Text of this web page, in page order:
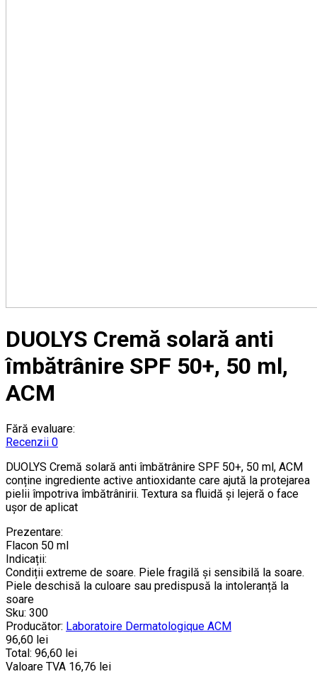
DUOLYS Cremă solară anti
îmbătrânire SPF 50+, 50 ml,
ACM
Fără evaluare:
Recenzii 0
DUOLYS Cremă solară anti îmbătrânire SPF 50+, 50 ml, ACM
conține ingrediente active antioxidante care ajută la protejarea
pielii împotriva îmbătrânirii. Textura sa fluidă și lejeră o face
ușor de aplicat
Prezentare:
Flacon 50 ml
Indicații:
Condiții extreme de soare. Piele fragilă și sensibilă la soare.
Piele deschisă la culoare sau predispusă la intoleranță la
soare
Sku: 300
Producător: Laboratoire Dermatologique ACM
96,60 lei
Total: 96,60 lei
Valoare TVA 16,76 lei